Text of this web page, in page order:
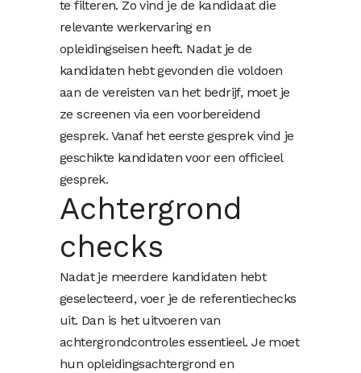
te filteren. Zo vind je de kandidaat die
relevante werkervaring en
opleidingseisen heeft. Nadat je de
kandidaten hebt gevonden die voldoen
aan de vereisten van het bedrijf, moet je
ze screenen via een voorbereidend
gesprek. Vanaf het eerste gesprek vind je
geschikte kandidaten voor een officieel
gesprek.
Achtergrond
checks
Nadat je meerdere kandidaten hebt
geselecteerd, voer je de referentiechecks
uit. Dan is het uitvoeren van
achtergrondcontroles essentieel. Je moet
hun opleidingsachtergrond en